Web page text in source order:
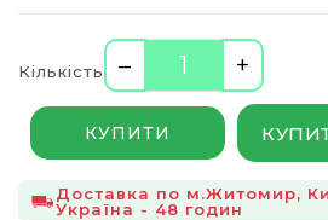
Кількість – +
КУПИТИ
Доставка по м.Житомир,
Україна - 48 годин